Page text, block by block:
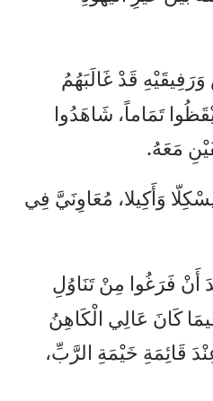
قَدْ غَالَبَهُمُ
تَمَاماً، شَاهَدُوا
مَعَهُ.
وَأَكِيلا، مُعَاوِنَيَّ فِي
أَنْ فَرَغُوا مِنْ تَنَاوُلِ
كَانَ عَالِي الْكَاهِنُ
قَائِمَةِ خَيْمَةِ الرَّبِّ،